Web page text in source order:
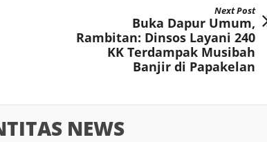
Next Post
Buka Dapur Umum,
Rambitan: Dinsos Layani 240
KK Terdampak Musibah
Banjir di Papakelan
NEWS